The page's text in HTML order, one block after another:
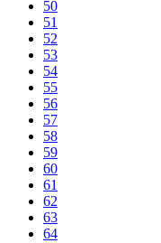
50
51
52
53
54
55
56
57
58
59
60
61
62
63
64